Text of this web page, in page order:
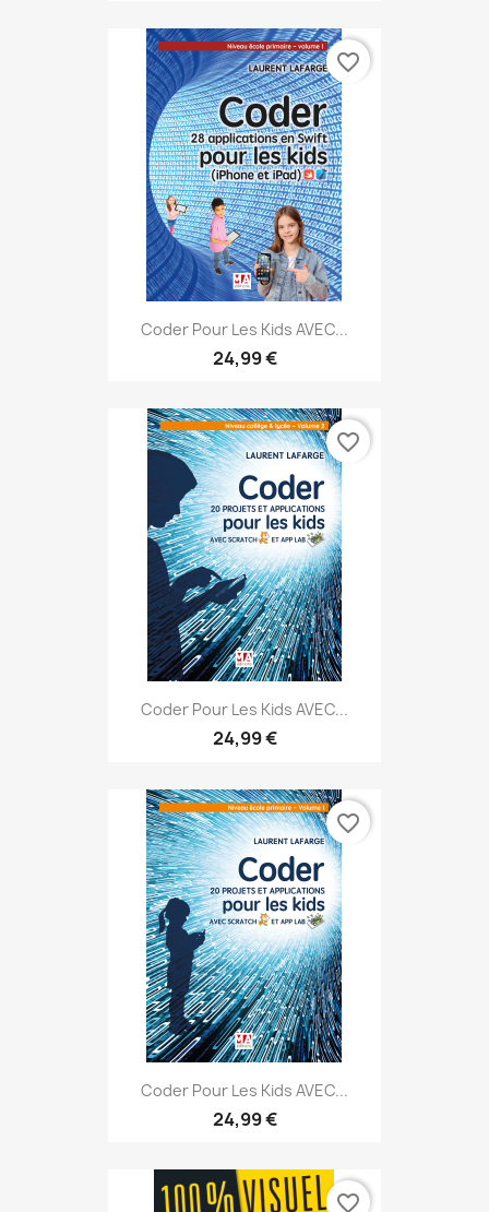
Coder Pour Les Kids AVEC...
24,99 €
favorite_border
Coder Pour Les Kids AVEC...
24,99 €
favorite_border
Coder Pour Les Kids AVEC...
24,99 €
favorite_border
favorite_border